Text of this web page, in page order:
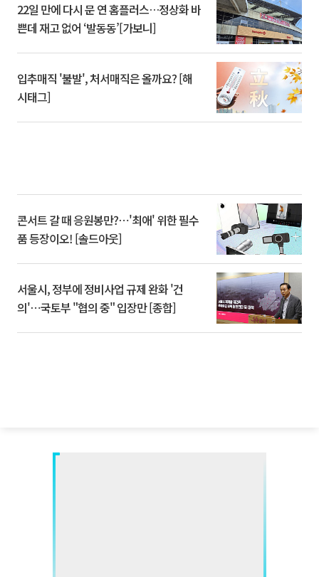
22일 만에 다시 문 연 홈플러스…정상화 바
쁜데 재고 없어 ‘발동동’[가보니]
입추매직 '불발', 처서매직은 올까요? [해
시태그]
콘서트 갈 때 응원봉만?⋯'최애' 위한 필수
품 등장이오! [솔드아웃]
서울시, 정부에 정비사업 규제 완화 '건
의'⋯국토부 "협의 중" 입장만 [종합]